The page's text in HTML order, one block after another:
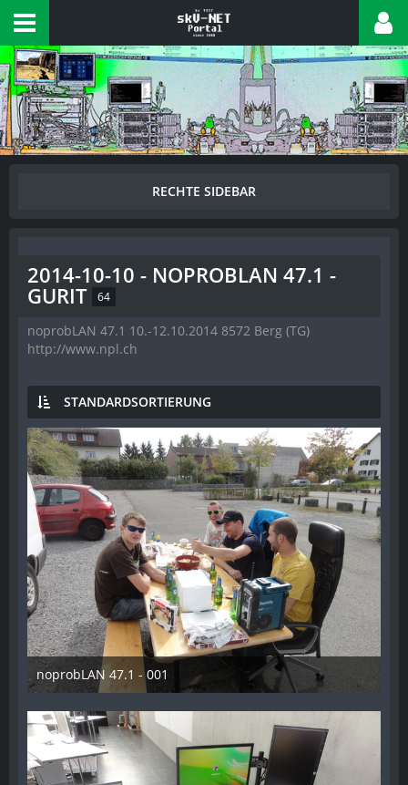
2014-10-10 - NOPROBLAN 47.1 -
GURIT 64
noprobLAN 47.1 10.-12.10.2014 8572 Berg (TG)
http://www.npl.ch
STANDARDSORTIERUNG
noprobLAN 47.1 - 001
26. Oktober 2014